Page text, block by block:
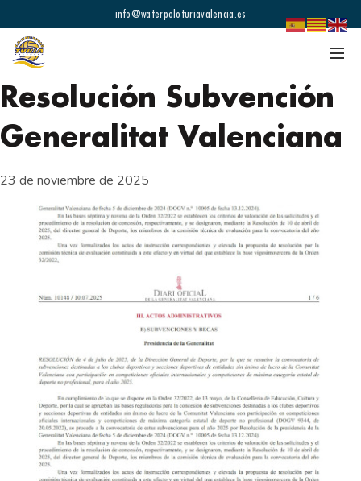
info@waterpoloturiavalencia.es
Resolución Subvención
Generalitat Valenciana
23 de noviembre de 2025